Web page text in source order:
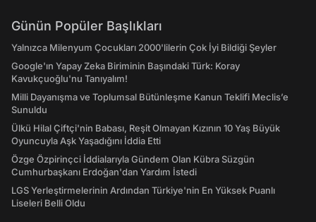
Günün Popüler Başlıkları
Yalnızca Milenyum Çocukları 2000'lilerin Çok İyi Bildiği Şeyler
Google'ın Yapay Zeka Biriminin Başındaki Türk: Koray
Kavukçuoğlu'nu Tanıyalım!
Milli Dayanışma ve Toplumsal Bütünleşme Kanun Teklifi Meclis’e
Sunuldu
Ülkü Hilal Çiftçi'nin Babası, Reşit Olmayan Kızının 10 Yaş Büyük
Oyuncuyla Aşk Yaşadığını İddia Etti
Özge Özpirinçci İddialarıyla Gündem Olan Kübra Süzgün
Cumhurbaşkanı Erdoğan'dan Yardım İstedi
LGS Yerleştirmelerinin Ardından Türkiye'nin En Yüksek Puanlı
Liseleri Belli Oldu